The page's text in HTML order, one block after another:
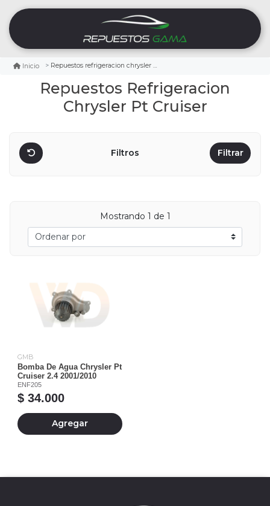
Inicio Repuestos refrigeracion chrysler pt cruiser
Repuestos Refrigeracion
Chrysler Pt Cruiser
Filtros Filtrar
Mostrando 1 de 1
GMB
Bomba De Agua Chrysler Pt
Cruiser 2.4 2001/2010
ENF205
$ 34.000
Agregar